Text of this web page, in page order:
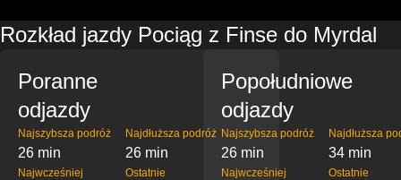
Rozkład jazdy Pociąg z Finse do Myrdal
Poranne
odjazdy
Najszybsza podróż
26 min
Najdłuższa podróż
26 min
Najwcześniej Ostatnie
Popołudniowe
odjazdy
Najszybsza podróż
26 min
Najdłuższa
34 min
Najwcześniej Ostatnie